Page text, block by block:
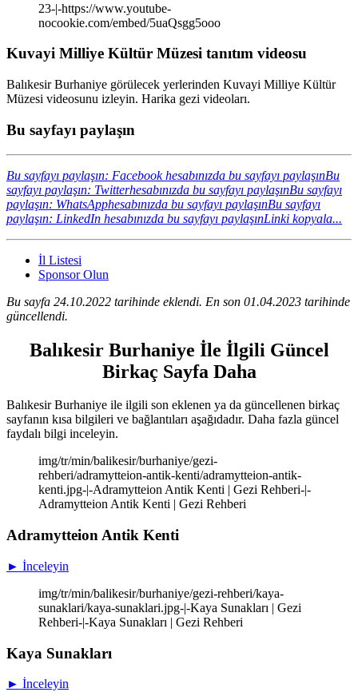
23-|-https://www.youtube-
nocookie.com/embed/5uaQsgg5ooo
Kuvayi Milliye Kültür Müzesi tanıtım videosu
Balıkesir Burhaniye görülecek yerlerinden Kuvayi Milliye Kültür
Müzesi videosunu izleyin. Harika gezi videoları.
Bu sayfayı paylaşın
Bu sayfayı paylaşın: Facebook hesabınızda bu sayfayı paylaşınBu
sayfayı paylaşın: Twitterhesabınızda bu sayfayı paylaşınBu sayfayı
paylaşın: WhatsApphesabınızda bu sayfayı paylaşınBu sayfayı
paylaşın: LinkedIn hesabınızda bu sayfayı paylaşınLinki kopyala...
İl Listesi
Sponsor Olun
Bu sayfa 24.10.2022 tarihinde eklendi. En son 01.04.2023 tarihinde
güncellendi.
Balıkesir Burhaniye İle İlgili Güncel
Birkaç Sayfa Daha
Balıkesir Burhaniye ile ilgili son eklenen ya da güncellenen birkaç
sayfanın kısa bilgileri ve bağlantıları aşağıdadır. Daha fazla güncel
faydalı bilgi inceleyin.
img/tr/min/balikesir/burhaniye/gezi-
rehberi/adramytteion-antik-kenti/adramytteion-antik-
kenti.jpg-|-Adramytteion Antik Kenti | Gezi Rehberi-|-
Adramytteion Antik Kenti | Gezi Rehberi
Adramytteion Antik Kenti
► İnceleyin
img/tr/min/balikesir/burhaniye/gezi-rehberi/kaya-
sunaklari/kaya-sunaklari.jpg-|-Kaya Sunakları | Gezi
Rehberi-|-Kaya Sunakları | Gezi Rehberi
Kaya Sunakları
► İnceleyin